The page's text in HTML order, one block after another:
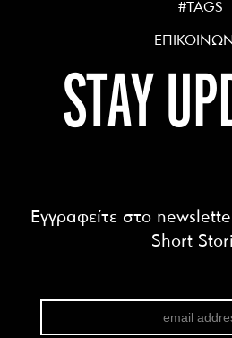
#TAGS
STAY
Εγγραφείτε στο
Short